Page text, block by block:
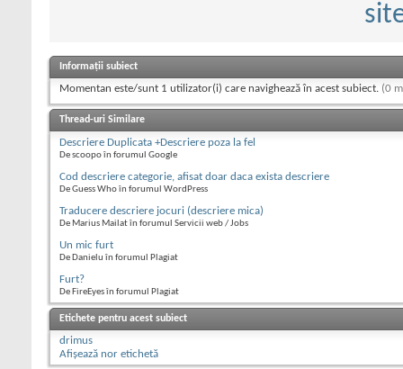
Informații subiect
Momentan este/sunt 1 utilizator(i) care navighează în acest subiect. (0
Thread-uri Similare
Descriere Duplicata +Descriere poza la fel
De scoopo în forumul Google
Cod descriere categorie, afisat doar daca exista descriere
De Guess Who în forumul WordPress
Traducere descriere jocuri (descriere mica)
De Marius Mailat în forumul Servicii web / Jobs
Un mic furt
De Danielu în forumul Plagiat
Furt?
De FireEyes în forumul Plagiat
Etichete pentru acest subiect
drimus
Afișează nor etichetă